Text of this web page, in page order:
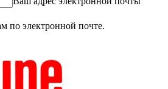
по электронной почте.